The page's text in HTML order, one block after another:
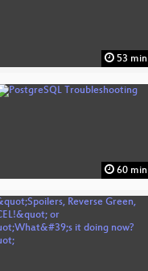
53 min
60 min